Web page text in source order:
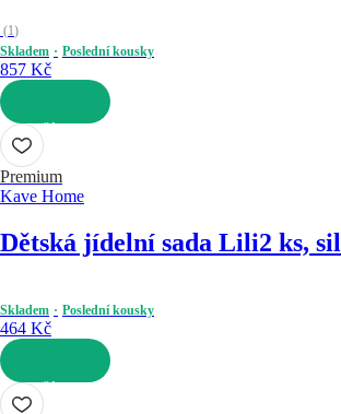
(1)
Skladem
Poslední kousky
857 Kč
DO KOŠÍKU
Premium
Kave Home
Dětská jídelní sada Lili2 ks,
Skladem Poslední kousky
464 Kč
DO KOŠÍKU